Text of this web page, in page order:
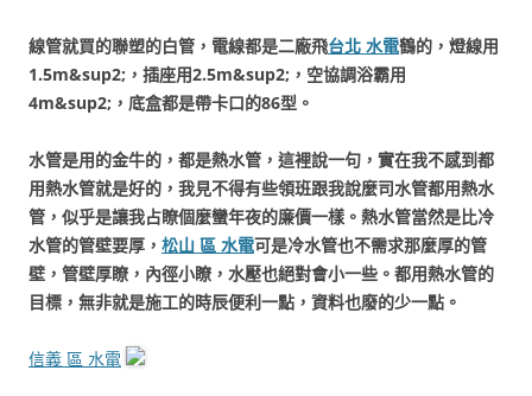
線管就買的聯塑的白管，電線都是二廠飛台北 水電鶴的，燈線用
1.5m&sup2;，插座用2.5m&sup2;，空協調浴霸用
4m&sup2;，底盒都是帶卡口的86型。
水管是用的金牛的，都是熱水管，這裡說一句，實在我不感到都
用熱水管就是好的，我見不得有些領班跟我說麼司水管都用熱水
管，似乎是讓我占瞭個麼蠻年夜的廉價一樣。熱水管當然是比冷
水管的管壁要厚， 松山 區 水電可是冷水管也不需求那麼厚的管
壁，管壁厚瞭，內徑小瞭，水壓也絕對會小一些。都用熱水管的
目標，無非就是施工的時辰便利一點，資料也廢的少一點。
信義 區 水電